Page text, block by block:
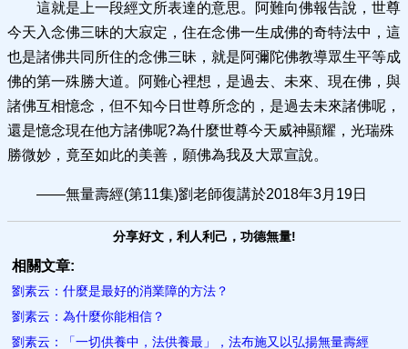
這就是上一段經文所表達的意思。阿難向佛報告說，世尊
今天入念佛三昧的大寂定，住在念佛一生成佛的奇特法中，這
也是諸佛共同所住的念佛三昧，就是阿彌陀佛教導眾生平等成
佛的第一殊勝大道。阿難心裡想，是過去、未來、現在佛，與
諸佛互相憶念，但不知今日世尊所念的，是過去未來諸佛呢，
還是憶念現在他方諸佛呢?為什麼世尊今天威神顯耀，光瑞殊
勝微妙，竟至如此的美善，願佛為我及大眾宣說。
——無量壽經(第11集)劉老師復講於2018年3月19日
分享好文，利人利己，功德無量!
相關文章:
劉素云：什麼是最好的消業障的方法？
劉素云：為什麼你能相信？
劉素云：「一切供養中，法供養最」，法布施又以弘揚無量壽經